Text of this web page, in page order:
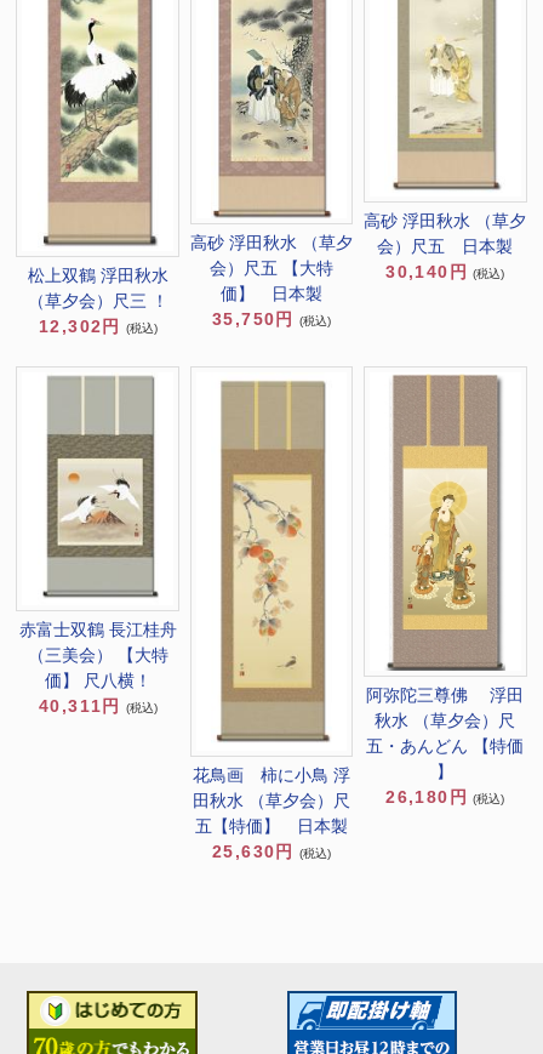
松上双鶴 浮田秋水
（草夕会）尺三 ！
12,302円
(税込)
高砂 浮田秋水 （草夕
会）尺五 【大特
価】 日本製
35,750円
(税込)
高砂 浮田秋水 （草夕
会）尺五 日本製
30,140円
(税込)
赤富士双鶴 長江桂舟
（三美会） 【大特
価】 尺八横！
40,311円
(税込)
花鳥画 柿に小鳥 浮
田秋水 （草夕会）尺
五【特価】 日本製
25,630円
(税込)
阿弥陀三尊佛 浮田
秋水 （草夕会）尺
五・あんどん 【特価
】
26,180円
(税込)